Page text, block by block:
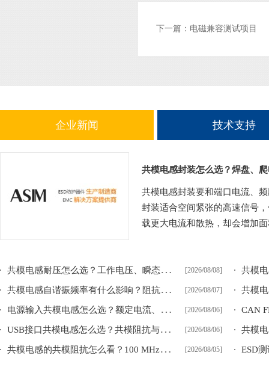
下一篇： 电磁兼容测试项目
企业新闻 技术支持
共模电感封装怎么选？焊盘、
共模电感封装要和端口电流、
封装适合空间紧张的高速信号
载更大电流和散热，却会增加
[2026/08/08]
共
模电感耐压怎么选？工作电压、瞬态电压与绕组绝缘
[2026/08/07]
共
模电感自谐振频率有什么影响？阻抗峰值后的下降原因
[2026/08/06]
电
源输入共模电感怎么选？额定电流、DCR和耐压检查
[2026/08/06]
U
SB接口共模电感怎么选？共模阻抗与高速差模插损
[2026/08/05]
共
模电感的共模阻抗怎么看？100 MHz参数不能直接代表滤波效果